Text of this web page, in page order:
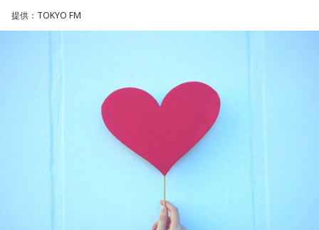
常井「人事の季節になるとドンの自宅に行列ができる、と言
てドンはポン、ポン、ポン、と手を当てて厚さを確かめる。
そのままスーッと返す。返された側は帰りがけ、広いお庭の
中にあるお社に両手を合わせ、賽銭箱に封筒を置いていく、
と。こういう逸話がまことしやかに語られること自体が、ド
ンの権力を大きくしているんですね。直接、命令しなくても
「こういうドンが全国にいる、というわけですね」
督協会新人賞を受賞しました。また、「おきなわ新喜劇」の
旗揚げやYouTube「ゴリ★オキナワ」などを通じて、故郷・
本土復帰当時の記憶はありませんが、「僕らは“復帰っ子”と言
われている」と話すゴリさん。両親からは、復帰直後の沖縄
の活気や、ドルから円への切り替えをめぐる混乱を聞いて育
ちました。なかでも「『円になったほうがお金が減る』と文
句を言っていた」というエピソードは、当時ならではの出来
事として印象に残っているそうです。
阪へ。しかし翌朝、父親の姿はなく、「今日からおじさんと
おばさんと暮らすんだよ」と告げられます。「映画みたいな
提供：TOKYO FM